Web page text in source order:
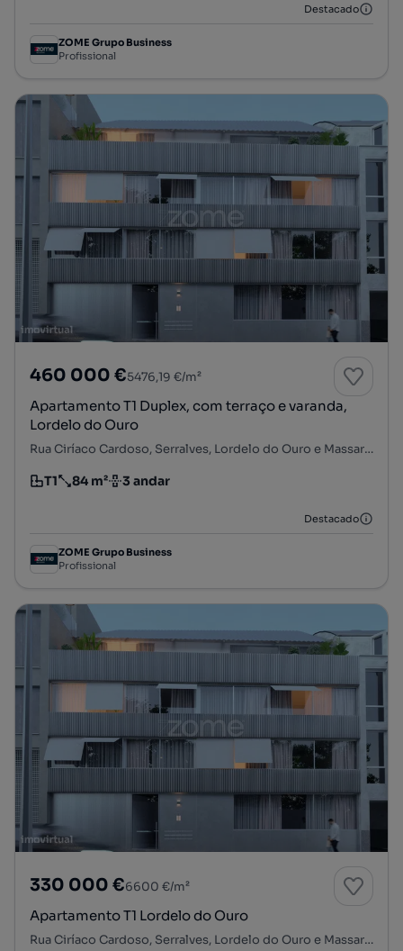
Destacado
ZOME Grupo Business
Profissional
460 000 €5476,19 €/m²
Apartamento T1 Duplex, com terraço e varanda,
Lordelo do Ouro
Rua Ciríaco Cardoso, Serralves, Lordelo do Ouro e Massarelos, Porto, Porto
Tipologia
T1
Preço por metro quadrado
84 m²
Andar 3 andar
Destacado
ZOME Grupo Business
Profissional
330 000 €6600 €/m²
Apartamento T1 Lordelo do Ouro
Rua Ciríaco Cardoso, Serralves, Lordelo do Ouro e Massarelos, Porto, Porto